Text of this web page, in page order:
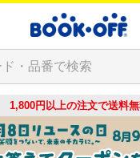
1,800円以上の注文で送料